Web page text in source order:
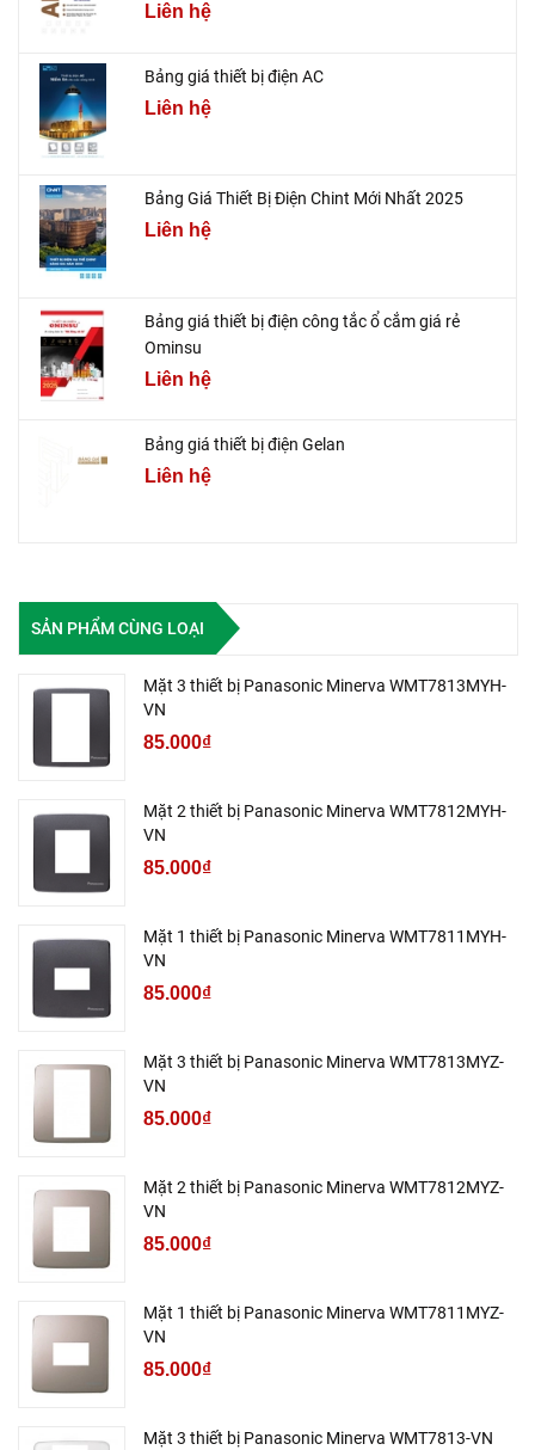
Liên hệ
Bảng giá thiết bị điện AC
Liên hệ
Bảng Giá Thiết Bị Điện Chint Mới Nhất 2025
Liên hệ
Bảng giá thiết bị điện công tắc ổ cắm giá rẻ
Ominsu
Liên hệ
Bảng giá thiết bị điện Gelan
Liên hệ
SẢN PHẨM CÙNG LOẠI
Mặt 3 thiết bị Panasonic Minerva WMT7813MYH-
VN
85.000₫
Mặt 2 thiết bị Panasonic Minerva WMT7812MYH-
VN
85.000₫
Mặt 1 thiết bị Panasonic Minerva WMT7811MYH-
VN
85.000₫
Mặt 3 thiết bị Panasonic Minerva WMT7813MYZ-
VN
85.000₫
Mặt 2 thiết bị Panasonic Minerva WMT7812MYZ-
VN
85.000₫
Mặt 1 thiết bị Panasonic Minerva WMT7811MYZ-
VN
85.000₫
Mặt 3 thiết bị Panasonic Minerva WMT7813-VN